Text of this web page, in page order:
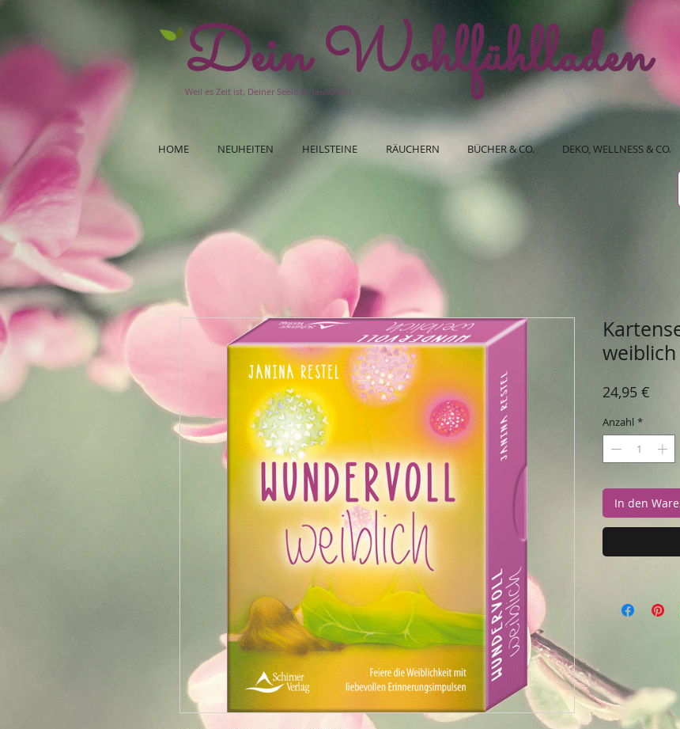
Dein Wohlfühlladen
Weil es Zeit ist, Deiner Seele zu lauschen!
HOME NEUHEITEN HEILSTEINE RÄUCHERN BÜCHER & CO. DEKO, WELLNESS & CO.
weiblich
24,95 €
Anzahl *
In den